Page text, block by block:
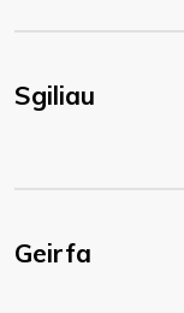
Sgiliau
Geirfa